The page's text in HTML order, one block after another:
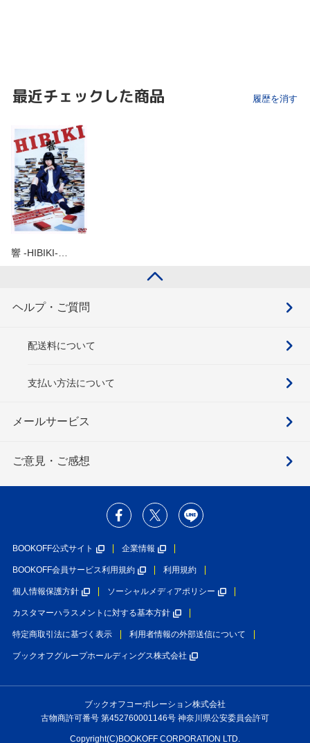
最近チェックした商品 履歴を消す
響 -HIBIKI-…
ヘルプ・ご質問
配送料について
支払い方法について
メールサービス
ご意見・ご感想
BOOKOFF公式サイト 企業情報
BOOKOFF会員サービス利用規約 利用規約
個人情報保護方針 ソーシャルメディアポリシー
カスタマーハラスメントに対する基本方針
特定商取引法に基づく表示 利用者情報の外部送信について
ブックオフグループホールディングス株式会社
ブックオフコーポレーション株式会社
古物商許可番号 第452760001146号 神奈川県公安委員会許可
Copyright(C)BOOKOFF CORPORATION LTD.